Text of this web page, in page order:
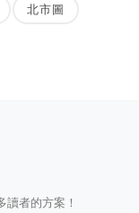
北市圖
者的方案！